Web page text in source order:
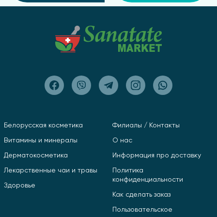
При появлении нежелательных реакций
рекомендуется прекратить прием и
Противопоказания
индивидуальной чувствительности к
грудном вскармливании.
С осторожностью рекомендуется применять при
острых заболеваниях желудочно-кишечного
Белорусская косметика
Витамины и минералы
Дерматокосметика
Лекарственные чаи и травы
Здоровье
Филиалы / Контакты
О нас
Информация про доставку
Политика
конфиденциальности
Как сделать заказ
Пользовательское